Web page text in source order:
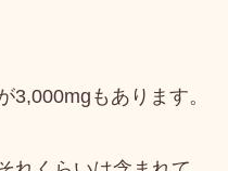
3,000mg もあります。